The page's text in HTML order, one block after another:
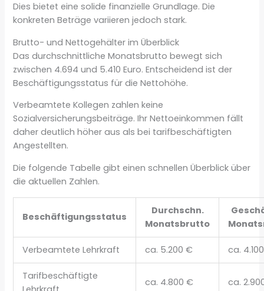
Dies bietet eine solide finanzielle Grundlage. Die
konkreten Beträge variieren jedoch stark.
Brutto- und Nettogehälter im Überblick
Das durchschnittliche Monatsbrutto bewegt sich
zwischen 4.694 und 5.410 Euro. Entscheidend ist der
Beschäftigungsstatus für die Nettohöhe.
Verbeamtete Kollegen zahlen keine
Sozialversicherungsbeiträge. Ihr Nettoeinkommen fällt
daher deutlich höher aus als bei tarifbeschäftigten
Angestellten.
Die folgende Tabelle gibt einen schnellen Überblick über
die aktuellen Zahlen.
Beschäftigungsstatus
Durchschn.
Monatsbrutto
Verbeamtete Lehrkraft ca. 5.200 € ca.
Tarifbeschäftigte
ca. 4.800 € ca.